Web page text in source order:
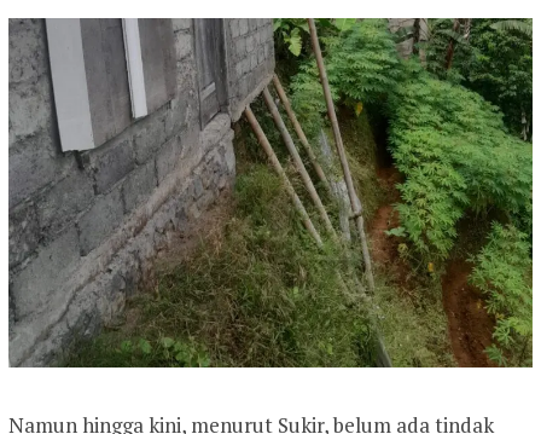
Namun hingga kini, menurut Sukir, belum ada tindak